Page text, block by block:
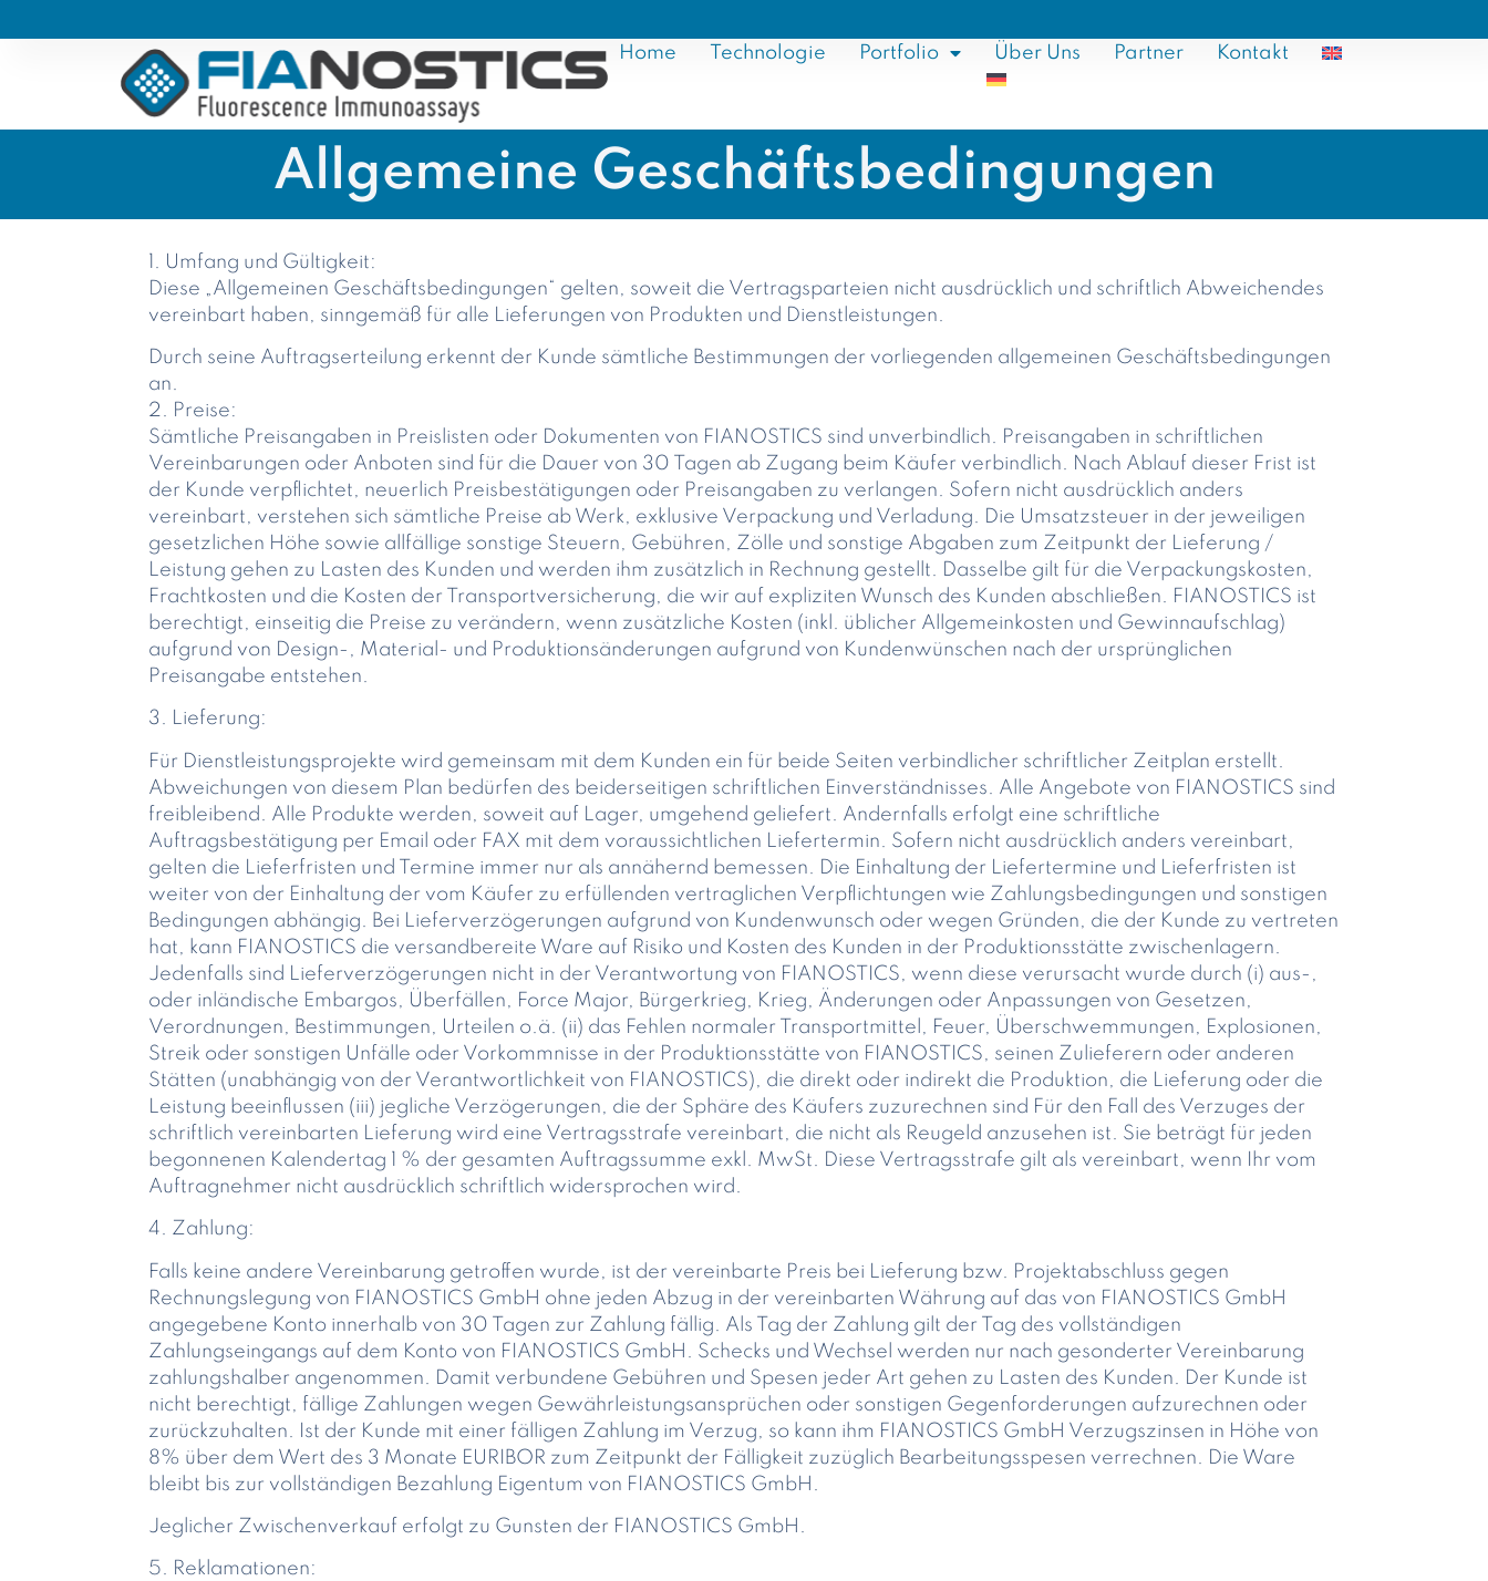
Home Technologie Portfolio Über Uns Partner Kontakt
Allgemeine Geschäftsbedingungen
1. Umfang und Gültigkeit:
Diese „Allgemeinen Geschäftsbedingungen“ gelten, soweit die Vertragsparteien nicht ausdrücklich und schriftlich Abweichendes
vereinbart haben, sinngemäß für alle Lieferungen von Produkten und Dienstleistungen.
Durch seine Auftragserteilung erkennt der Kunde sämtliche Bestimmungen der vorliegenden allgemeinen Geschäftsbedingungen
an.
2. Preise:
Sämtliche Preisangaben in Preislisten oder Dokumenten von FIANOSTICS sind unverbindlich. Preisangaben in schriftlichen
Vereinbarungen oder Anboten sind für die Dauer von 30 Tagen ab Zugang beim Käufer verbindlich. Nach Ablauf dieser Frist ist
der Kunde verpflichtet, neuerlich Preisbestätigungen oder Preisangaben zu verlangen. Sofern nicht ausdrücklich anders
vereinbart, verstehen sich sämtliche Preise ab Werk, exklusive Verpackung und Verladung. Die Umsatzsteuer in der jeweiligen
gesetzlichen Höhe sowie allfällige sonstige Steuern, Gebühren, Zölle und sonstige Abgaben zum Zeitpunkt der Lieferung /
Leistung gehen zu Lasten des Kunden und werden ihm zusätzlich in Rechnung gestellt. Dasselbe gilt für die Verpackungskosten,
Frachtkosten und die Kosten der Transportversicherung, die wir auf expliziten Wunsch des Kunden abschließen. FIANOSTICS ist
berechtigt, einseitig die Preise zu verändern, wenn zusätzliche Kosten (inkl. üblicher Allgemeinkosten und Gewinnaufschlag)
aufgrund von Design-, Material- und Produktionsänderungen aufgrund von Kundenwünschen nach der ursprünglichen
Preisangabe entstehen.
3. Lieferung:
Für Dienstleistungsprojekte wird gemeinsam mit dem Kunden ein für beide Seiten verbindlicher schriftlicher Zeitplan erstellt.
Abweichungen von diesem Plan bedürfen des beiderseitigen schriftlichen Einverständnisses. Alle Angebote von FIANOSTICS sind
freibleibend. Alle Produkte werden, soweit auf Lager, umgehend geliefert. Andernfalls erfolgt eine schriftliche
Auftragsbestätigung per Email oder FAX mit dem voraussichtlichen Liefertermin. Sofern nicht ausdrücklich anders vereinbart,
gelten die Lieferfristen und Termine immer nur als annähernd bemessen. Die Einhaltung der Liefertermine und Lieferfristen ist
weiter von der Einhaltung der vom Käufer zu erfüllenden vertraglichen Verpflichtungen wie Zahlungsbedingungen und sonstigen
Bedingungen abhängig. Bei Lieferverzögerungen aufgrund von Kundenwunsch oder wegen Gründen, die der Kunde zu vertreten
hat, kann FIANOSTICS die versandbereite Ware auf Risiko und Kosten des Kunden in der Produktionsstätte zwischenlagern.
Jedenfalls sind Lieferverzögerungen nicht in der Verantwortung von FIANOSTICS, wenn diese verursacht wurde durch (i) aus-,
oder inländische Embargos, Überfällen, Force Major, Bürgerkrieg, Krieg, Änderungen oder Anpassungen von Gesetzen,
Verordnungen, Bestimmungen, Urteilen o.ä. (ii) das Fehlen normaler Transportmittel, Feuer, Überschwemmungen, Explosionen,
Streik oder sonstigen Unfälle oder Vorkommnisse in der Produktionsstätte von FIANOSTICS, seinen Zulieferern oder anderen
Stätten (unabhängig von der Verantwortlichkeit von FIANOSTICS), die direkt oder indirekt die Produktion, die Lieferung oder die
Leistung beeinflussen (iii) jegliche Verzögerungen, die der Sphäre des Käufers zuzurechnen sind Für den Fall des Verzuges der
schriftlich vereinbarten Lieferung wird eine Vertragsstrafe vereinbart, die nicht als Reugeld anzusehen ist. Sie beträgt für jeden
begonnenen Kalendertag 1 % der gesamten Auftragssumme exkl. MwSt. Diese Vertragsstrafe gilt als vereinbart, wenn Ihr vom
Auftragnehmer nicht ausdrücklich schriftlich widersprochen wird.
4. Zahlung:
Falls keine andere Vereinbarung getroffen wurde, ist der vereinbarte Preis bei Lieferung bzw. Projektabschluss gegen
Rechnungslegung von FIANOSTICS GmbH ohne jeden Abzug in der vereinbarten Währung auf das von FIANOSTICS GmbH
angegebene Konto innerhalb von 30 Tagen zur Zahlung fällig. Als Tag der Zahlung gilt der Tag des vollständigen
Zahlungseingangs auf dem Konto von FIANOSTICS GmbH. Schecks und Wechsel werden nur nach gesonderter Vereinbarung
zahlungshalber angenommen. Damit verbundene Gebühren und Spesen jeder Art gehen zu Lasten des Kunden. Der Kunde ist
nicht berechtigt, fällige Zahlungen wegen Gewährleistungsansprüchen oder sonstigen Gegenforderungen aufzurechnen oder
zurückzuhalten. Ist der Kunde mit einer fälligen Zahlung im Verzug, so kann ihm FIANOSTICS GmbH Verzugszinsen in Höhe von
8% über dem Wert des 3 Monate EURIBOR zum Zeitpunkt der Fälligkeit zuzüglich Bearbeitungsspesen verrechnen. Die Ware
bleibt bis zur vollständigen Bezahlung Eigentum von FIANOSTICS GmbH.
Jeglicher Zwischenverkauf erfolgt zu Gunsten der FIANOSTICS GmbH.
5. Reklamationen: